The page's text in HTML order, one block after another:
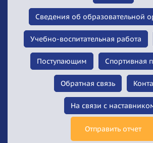
Сведения об образовательной
Учебно-воспитательная работа
Поступающим Спортивная
Обратная связь
На связи с
Отправить отчет